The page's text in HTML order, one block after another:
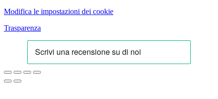
Modifica le impostazioni dei cookie
Trasparenza